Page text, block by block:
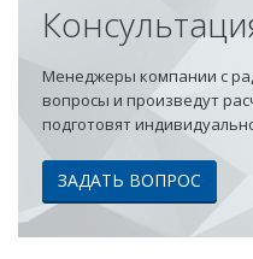
Менеджеры компании с
вопросы и произведут
подготовят
ЗАДАТЬ ВОПРОС